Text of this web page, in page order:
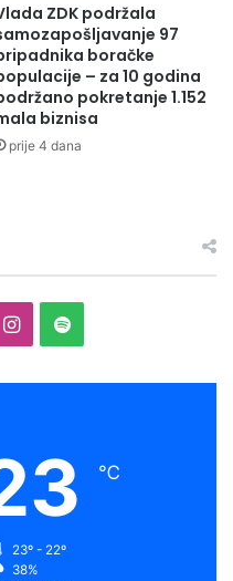
ZDK podržala
97
boračke
– za 10 godina
pokretanje 1.152
biznisa
prije 4 dana
Instagram
Spotify
℃
23º - 22º
38%